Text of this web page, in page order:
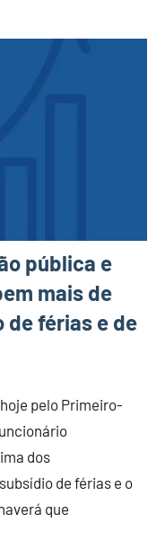
pública e
mais de
de férias e de
pelo Primeiro-
dos
de férias e o
que